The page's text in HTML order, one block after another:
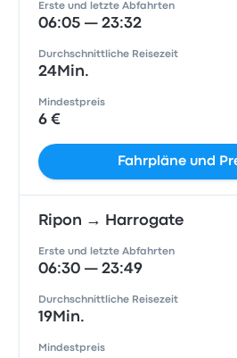
Erste und letzte Abfahrten
06:05 — 23:32
Durchschnittliche Reisezeit
24Min.
Mindestpreis
6 €
Fahrpläne und
Ripon → Harrogate
Erste und letzte Abfahrten
06:30 — 23:49
Durchschnittliche Reisezeit
19Min.
Mindestpreis